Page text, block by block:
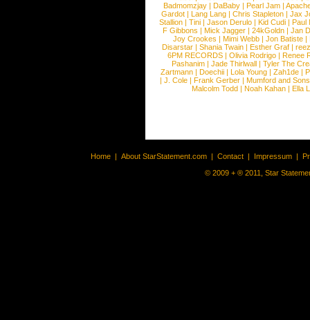
Badmomzjay |DaBaby |Pearl Jam |
Gardot | Lang Lang | Chris Stapleton | Jax
Stallion |Tini |Jason Derulo |Kid Cudi |Paul
F Gibbons | Mick Jagger | 24kGoldn | Jan
Joy Crookes | Mimi Webb | Jon Batiste |
Disarstar | Shania Twain | Esther Graf |
6PM RECORDS | Olivia Rodrigo | Renee
Pashanim |Jade Thirlwall |Tyler The
Zartmann | Doechii | Lola Young | Zah1de |
| J. Cole | Frank Gerber | Mumford and Sons
Malcolm Todd | Noah Kahan | Ella
Home | About StarStatement.com | Contact | Impressum |
© 2009 + ® 2011, Star